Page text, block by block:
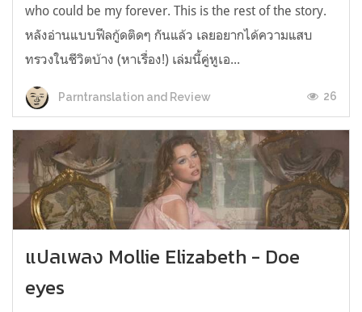
who could be my forever. This is the rest of the story.
หลังอ่านแบบฟีลกู้ดติดๆ กันแล้ว เลยอยากได้ความแสบ
ทรวงในชีวิตบ้าง (หาเรื่อง!) เล่มนี้คู่หูเอ...
Parntranslation and Review 26
แปลเพลง Mollie Elizabeth - Doe
eyes